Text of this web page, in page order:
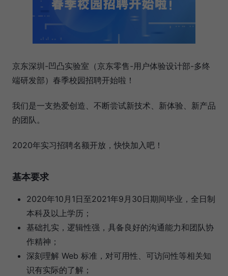
京东深圳-凹凸实验室（京东零售-用户体验设计部-多终
端研发部）春季校园招聘开始啦！
我们是一支热爱创造、不断尝试新技术、新体验、新产品
的团队。
2020年实习招聘名额开放，快快加入吧！
基本要求
2020年10月1日至2021年9月30日期间毕业，全日制
本科及以上学历；
基础扎实，逻辑性强，具备良好的沟通能力和团队协
作精神；
深刻理解 Web 标准，对可用性、可访问性等相关知
识有实际的了解；